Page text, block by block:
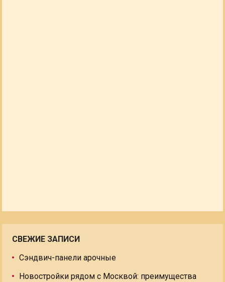
СВЕЖИЕ ЗАПИСИ
Сэндвич-панели арочные
Новостройки рядом с Москвой: преимущества